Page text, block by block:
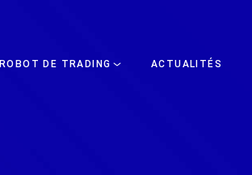
ROBOT DE TRADING ACTUALITÉS